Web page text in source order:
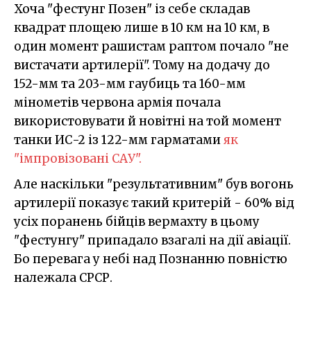
Хоча "фестунг Позен" із себе складав
квадрат площею лише в 10 км на 10 км, в
один момент рашистам раптом почало "не
вистачати артилерії". Тому на додачу до
152-мм та 203-мм гаубиць та 160-мм
мінометів червона армія почала
використовувати й новітні на той момент
танки ИС-2 із 122-мм гарматамияк
"імпровізовані САУ".
Але наскільки "результативним" був вогонь
артилерії показує такий критерій - 60% від
усіх поранень бійців вермахту в цьому
"фестунгу" припадало взагалі на дії авіації.
Бо перевага у небі над Познанню повністю
належала СРСР.